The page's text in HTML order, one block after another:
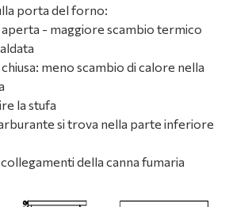
porta del forno:
- maggiore scambio termico
meno scambio di calore nella
la stufa
si trova nella parte inferiore
della canna fumaria